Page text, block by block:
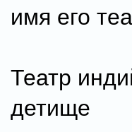
имя его
Театр
детище